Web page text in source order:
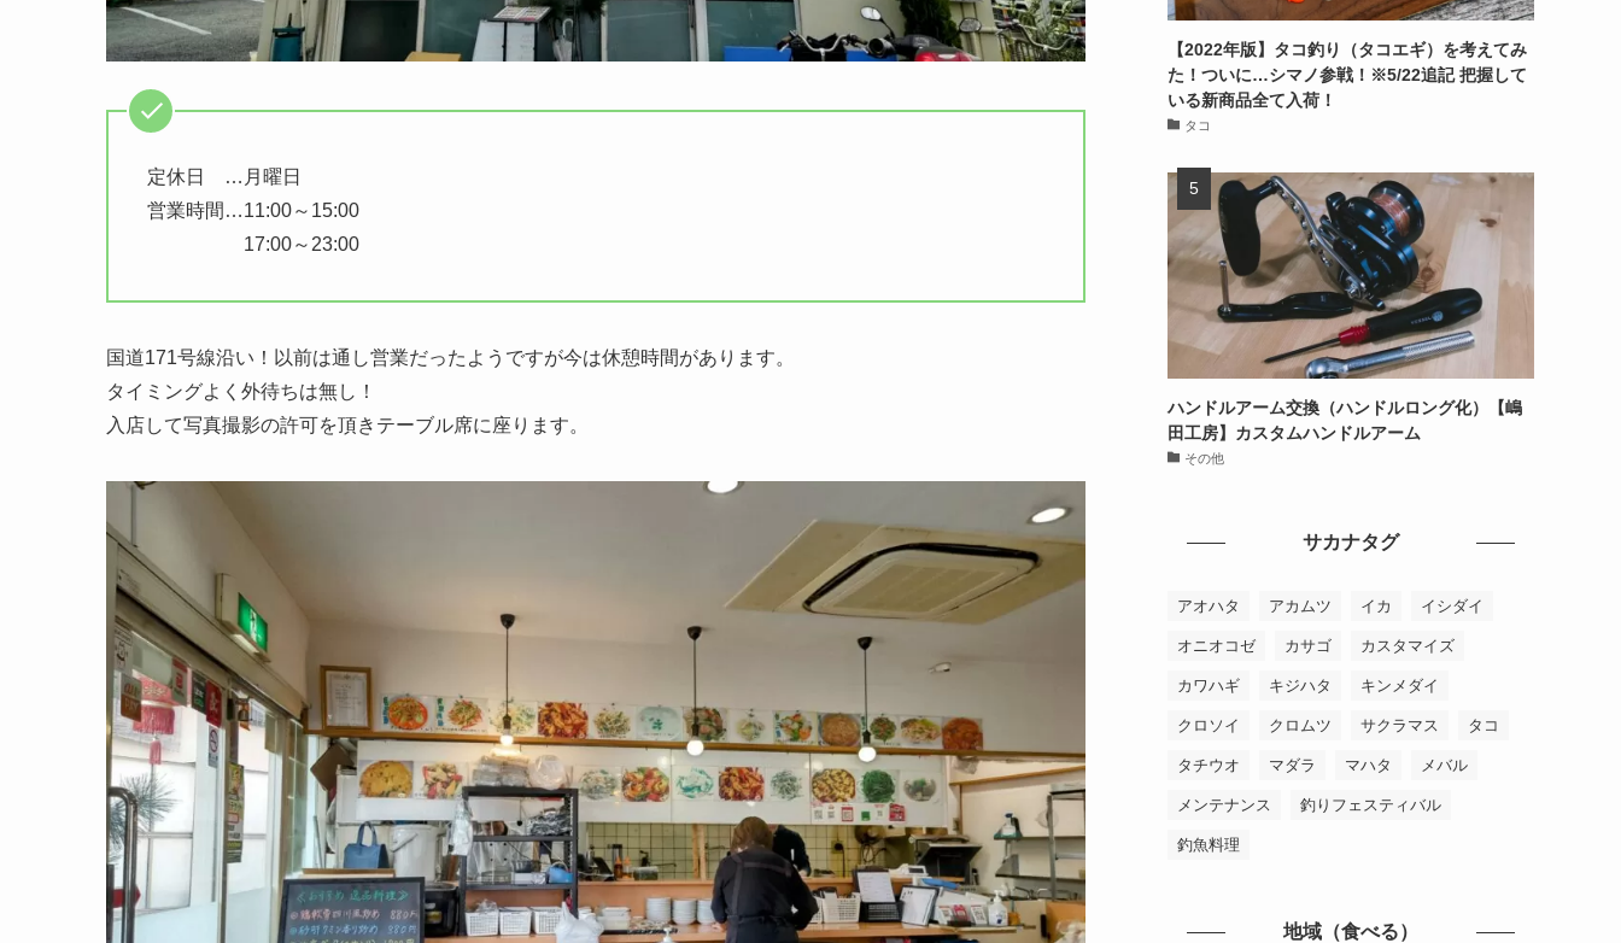
定休日 …月曜日
営業時間…11:00～15:00
17:00～23:00
国道171号線沿い！以前は通し営業だったようですが今は休憩時間があります。
タイミングよく外待ちは無し！
入店して写真撮影の許可を頂きテーブル席に座ります。
【2022年版】タコ釣り（タコエギ）を考えてみ
た！ついに…シマノ参戦！※5/22追記 把握して
いる新商品全て入荷！
タコ
ハンドルアーム交換（ハンドルロング化）【嶋
田工房】カスタムハンドルアーム
その他
サカナタグ
アオハタ アカムツ イカ イシダイ
オニオコゼ カサゴ カスタマイズ
カワハギ キジハタ キンメダイ
クロソイ クロムツ サクラマス タコ
タチウオ マダラ マハタ メバル
メンテナンス 釣りフェスティバル
釣魚料理
地域（食べる）